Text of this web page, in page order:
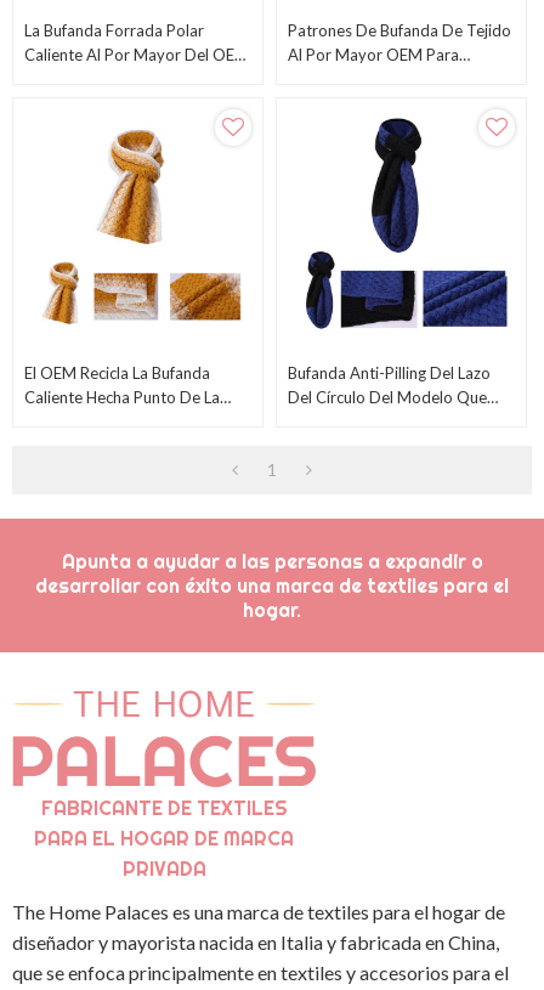
La Bufanda Forrada Polar
Caliente Al Por Mayor Del OEM
Patrones De Bufanda De Tejido
Al Por Mayor OEM Para
El OEM Recicla La Bufanda
Caliente Hecha Punto De La
Bufanda Anti-Pilling Del Lazo
Del Círculo Del Modelo Que
Del OEM
1
Apunta a ayudar a las personas a expandir o
desarrollar con éxito una marca de textiles para el
hogar.
FABRICANTE DE TEXTILES
PARA EL HOGAR DE MARCA
PRIVADA
The Home Palaces es una marca de textiles para el hogar de
diseñador y mayorista nacida en Italia y fabricada en China,
que se enfoca principalmente en textiles y accesorios para el